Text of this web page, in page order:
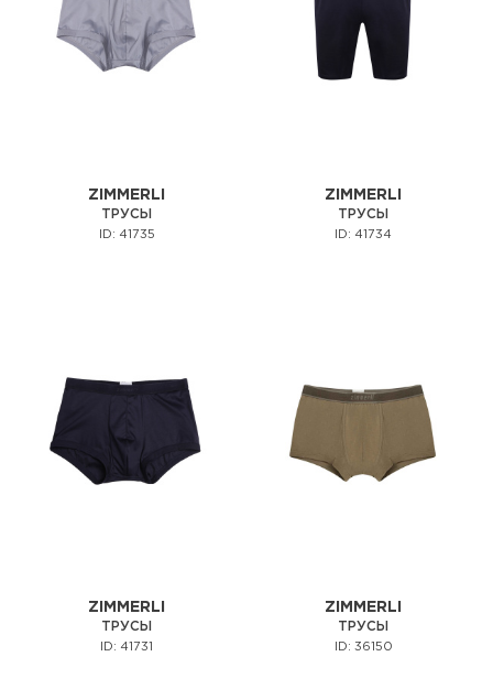
ZIMMERLI
ТРУСЫ
ID: 41735
ZIMMERLI
ТРУСЫ
ID: 41734
ZIMMERLI
ТРУСЫ
ID: 41731
ZIMMERLI
ТРУСЫ
ID: 36150